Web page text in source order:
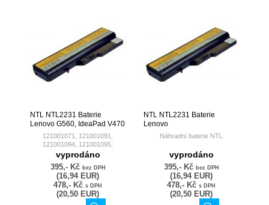
NTL NTL2231 Baterie
Lenovo G560, IdeaPad V470
series 4400mAh Li-Ion 10,8V
- neoriginální
121001071, 121001091,
121001094, 121001095,
121001096, 121001097,
57Y6454, 57Y6455, L08S6Y21,
L09C6Y02, L09L6Y02,
L09M6Y02, L09N6Y02,
L09S6Y02, L10C6Y02,
L10M6F21, L10P6F21,
L10P6Y22, LO9L6Y02,
vyprodáno
395,- Kč bez DPH
(16,94 EUR)
478,- Kč s DPH
(20,50 EUR)
NTL NTL2231 Baterie
Lenovo
121001095/121001096/121001097/
4400mAh Li-Ion 10,8V -
neoriginální
Náhradní baterie NTL
Lenovo G560, IdeaPad V470
series Li-Ion 10,8V 4400mAh
121001071, 121001091,
121001094, 121001095,
121001096, 121001097,
57Y6454, 57Y6455, L08S6Y21,
vyprodáno
395,- Kč bez DPH
(16,94 EUR)
478,- Kč s DPH
(20,50 EUR)